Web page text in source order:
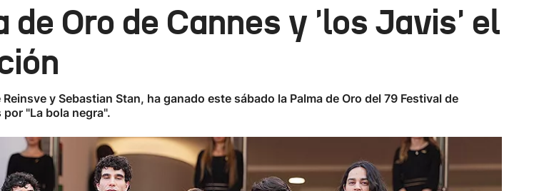
Lo último
de Oro de Cannes y 'los Javis' el
y Sebastian Stan, ha ganado este sábado la Palma de Oro del 79 Festival de
"La bola negra".